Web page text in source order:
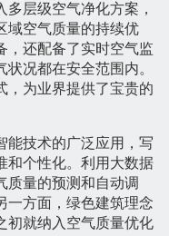
层级空气净化方案，
域空气质量的持续优
，还配备了实时空气监
况都在安全范围内。
，为业界提供了宝贵的
能技术的广泛应用，写
和个性化。利用大数据
质量的预测和自动调
一方面，绿色建筑理念
初就纳入空气质量优化